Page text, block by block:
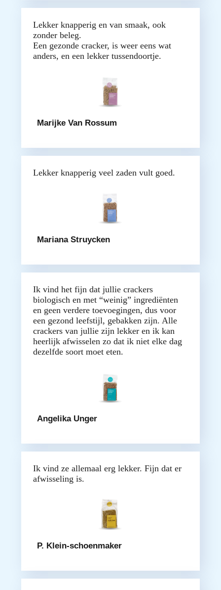
Lekker knapperig en van smaak, ook
zonder beleg.
Een gezonde cracker, is weer eens wat
anders, en een lekker tussendoortje.
Marijke Van Rossum
Lekker knapperig veel zaden vult goed.
Mariana Struycken
Ik vind het fijn dat jullie crackers
biologisch en met “weinig” ingrediënten
en geen verdere toevoegingen, dus voor
een gezond leefstijl, gebakken zijn. Alle
crackers van jullie zijn lekker en ik kan
heerlijk afwisselen zo dat ik niet elke dag
dezelfde soort moet eten.
Angelika Unger
Ik vind ze allemaal erg lekker. Fijn dat er
afwisseling is.
P. Klein-schoenmaker